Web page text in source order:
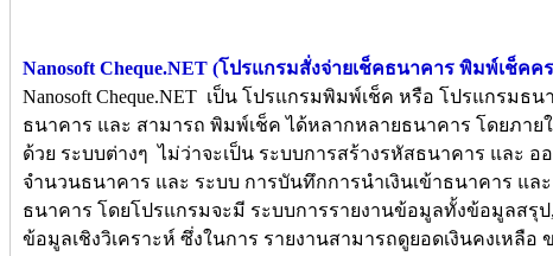
Nanosoft Cheque.NET (โปรแกรมสั่งจ่ายเช็คธนาคาร พิมพ์เช็คค
Nanosoft Cheque.NET เป็น โปรแกรมพิมพ์เช็ค หรือ โปรแกรมธ
ธนาคาร และ สามารถ พิมพ์เช็ค ได้หลากหลายธนาคาร โดยภาย
ด้วย ระบบต่างๆ ไม่ว่าจะเป็น ระบบการสร้างรหัสธนาคาร และ
จำนวนธนาคาร และ ระบบ การบันทึกการนำเงินเข้าธนาคาร และ
ธนาคาร โดยโปรแกรมจะมี ระบบการรายงานข้อมูลทั้งข้อมูลสรุป
ข้อมูลเชิงวิเคราะห์ ซึ่งในการ รายงานสามารถดูยอดเงินคงเหลือ ข